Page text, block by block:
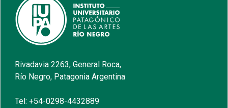
Rivadavia 2263, General Roca,
Río Negro, Patagonia Argentina
Tel: +54-0298-4432889